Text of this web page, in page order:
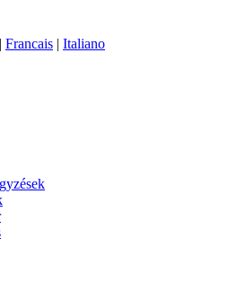
| Francais | Italiano